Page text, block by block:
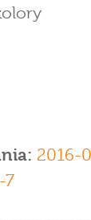
2016-
7